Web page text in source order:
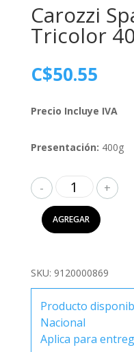
Carozzi
Tricolor
C$50.55
Precio Incluye IVA
Presentación: 400g
Carozzi
Spaghetti
Tricolor
400g
AGREGAR
SKU: 9120000869
Producto
Nacional
Aplica para